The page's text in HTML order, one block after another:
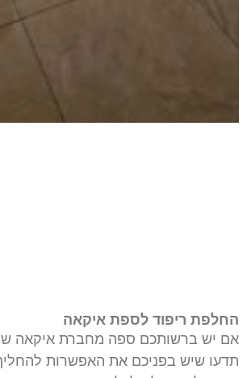
החלפת ריפוד לספת איקאה
אם יש ברשותכם ספה מחברת איקאה
תדעו שיש בפניכם את האפשרות